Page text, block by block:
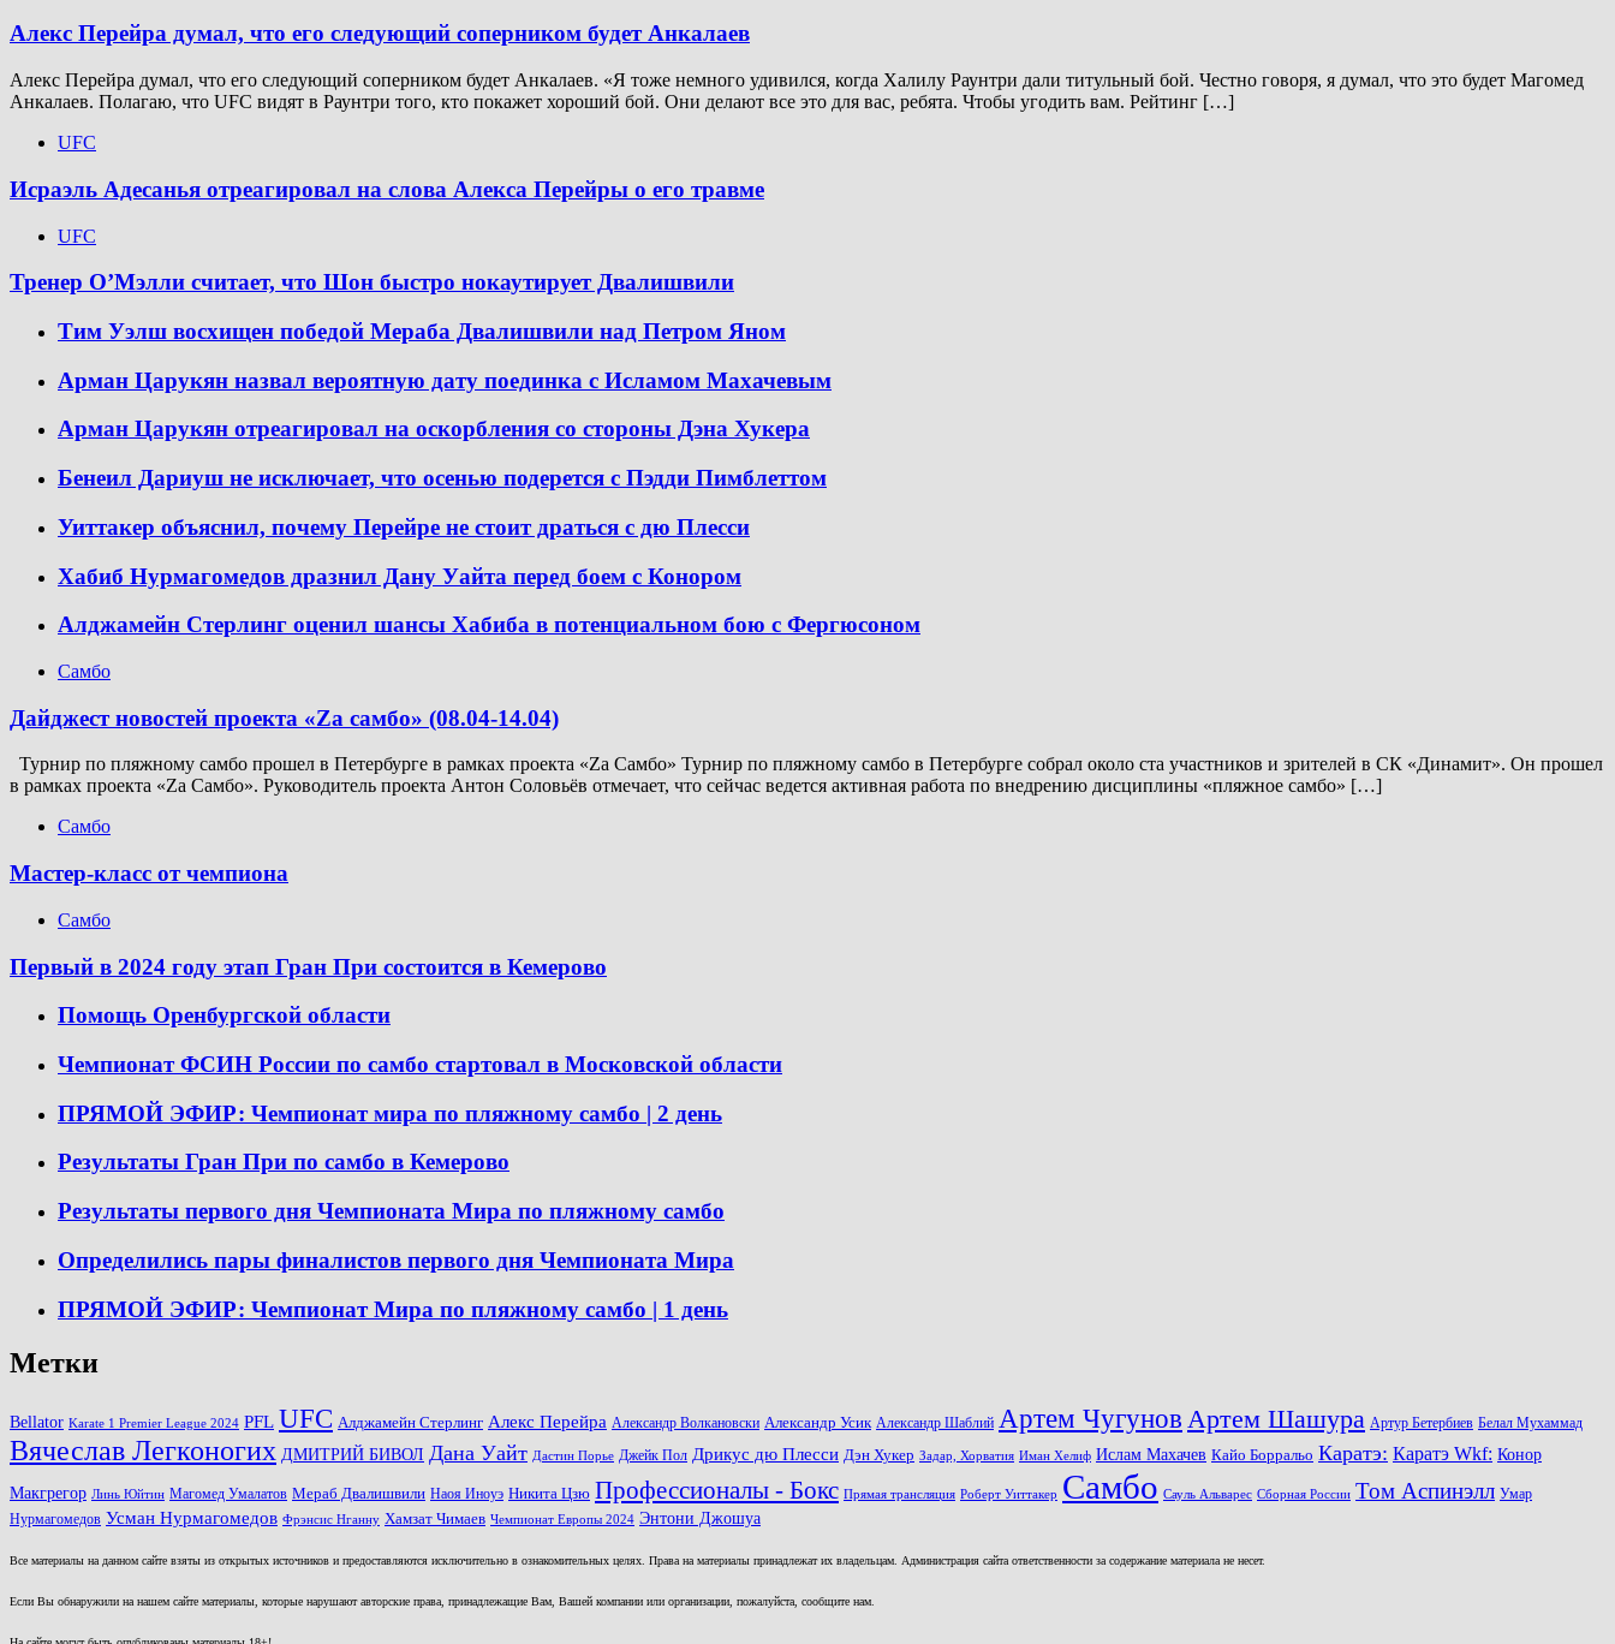
Алекс Перейра думал, что его следующий соперником будет Анкалаев
Алекс Перейра думал, что его следующий соперником будет Анкалаев. «Я тоже немного удивился, когда Халилу Раунтри дали титульный бой. Честно говоря, я думал, что это будет Магомед
Анкалаев. Полагаю, что UFC видят в Раунтри того, кто покажет хороший бой. Они делают все это для вас, ребята. Чтобы угодить вам. Рейтинг […]
UFC
Исраэль Адесанья отреагировал на слова Алекса Перейры о его травме
UFC
Тренер О’Мэлли считает, что Шон быстро нокаутирует Двалишвили
Тим Уэлш восхищен победой Мераба Двалишвили над Петром Яном
Арман Царукян назвал вероятную дату поединка с Исламом Махачевым
Арман Царукян отреагировал на оскорбления со стороны Дэна Хукера
Бенеил Дариуш не исключает, что осенью подерется с Пэдди Пимблеттом
Уиттакер объяснил, почему Перейре не стоит драться с дю Плесси
Хабиб Нурмагомедов дразнил Дану Уайта перед боем с Конором
Алджамейн Стерлинг оценил шансы Хабиба в потенциальном бою с Фергюсоном
Самбо
Дайджест новостей проекта «Zа самбо» (08.04-14.04)
Турнир по пляжному самбо прошел в Петербурге в рамках проекта «Za Самбо» Турнир по пляжному самбо в Петербурге собрал около ста участников и зрителей в СК «Динамит». Он прошел
в рамках проекта «Za Самбо». Руководитель проекта Антон Соловьёв отмечает, что сейчас ведется активная работа по внедрению дисциплины «пляжное самбо» […]
Самбо
Мастер-класс от чемпиона
Самбо
Первый в 2024 году этап Гран При состоится в Кемерово
Помощь Оренбургской области
Чемпионат ФСИН России по самбо стартовал в Московской области
ПРЯМОЙ ЭФИР: Чемпионат мира по пляжному самбо | 2 день
Результаты Гран При по самбо в Кемерово
Результаты первого дня Чемпионата Мира по пляжному самбо
Определились пары финалистов первого дня Чемпионата Мира
ПРЯМОЙ ЭФИР: Чемпионат Мира по пляжному самбо | 1 день
Метки
Bellator Karate 1 Premier League 2024 PFL UFC Алджамейн Стерлинг Алекс Перейра Александр Волкановски Александр Усик Александр Шаблий Артем Чугунов Артем Шашура Артур Бетербиев Белал Мухаммад
Вячеслав Легконогих ДМИТРИЙ БИВОЛ Дана Уайт Дастин Порье Джейк Пол Дрикус дю Плесси Дэн Хукер Задар, Хорватия Иман Хелиф Ислам Махачев Кайо Борральо Каратэ: Каратэ Wkf: Конор
Макгрегор Линь Юйтин Магомед Умалатов Мераб Двалишвили Наоя Иноуэ Никита Цзю Профессионалы - Бокс Прямая трансляция Роберт Уиттакер Самбо Сауль Альварес Сборная России Том Аспинэлл Умар
Нурмагомедов Усман Нурмагомедов Фрэнсис Нганну Хамзат Чимаев Чемпионат Европы 2024 Энтони Джошуа
Все материалы на данном сайте взяты из открытых источников и предоставляются исключительно в ознакомительных целях. Права на материалы принадлежат их владельцам. Администрация сайта ответственности за содержание материала не несет.
Если Вы обнаружили на нашем сайте материалы, которые нарушают авторские права, принадлежащие Вам, Вашей компании или организации, пожалуйста, сообщите нам.